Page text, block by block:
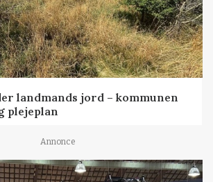
landmands jord – kommunen
plejeplan
Annonce